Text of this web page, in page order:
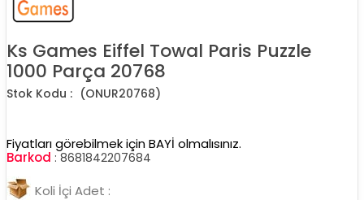
Ks Games Eiffel Towal Paris Puzzle
1000 Parça 20768
(ONUR20768)
Fiyatları görebilmek için BAYİ olmalısınız.
Barkod : 8681842207684
Koli İçi Adet :